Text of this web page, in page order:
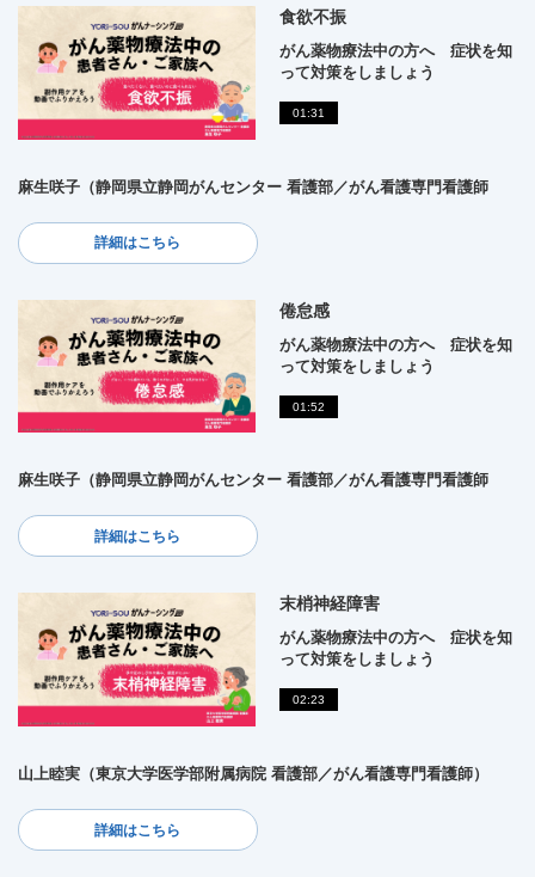
食欲不振
がん薬物療法中の方へ 症状を知
って対策をしましょう
01:31
麻生咲子（静岡県立静岡がんセンター 看護部／がん看護専門看護師
詳細はこちら
倦怠感
がん薬物療法中の方へ 症状を知
って対策をしましょう
01:52
麻生咲子（静岡県立静岡がんセンター 看護部／がん看護専門看護師
詳細はこちら
末梢神経障害
がん薬物療法中の方へ 症状を知
って対策をしましょう
02:23
山上睦実（東京大学医学部附属病院 看護部／がん看護専門看護師）
詳細はこちら